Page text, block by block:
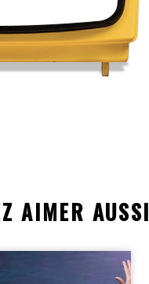
AIMER AUSSI